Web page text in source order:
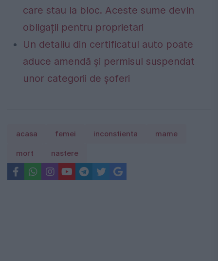
care stau la bloc. Aceste sume devin
obligații pentru proprietari
Un detaliu din certificatul auto poate
aduce amendă și permisul suspendat
unor categorii de șoferi
acasa femei inconstienta mame
mort nastere